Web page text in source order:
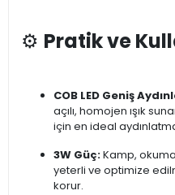
⚙️ Pratik ve
COB LED Geniş
açılı, homojen ışık
için en ideal
3W Güç:Kamp,
yeterli ve optimize
korur.